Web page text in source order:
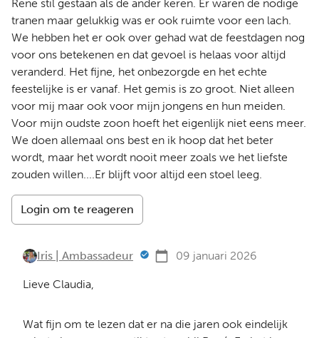
René stil gestaan als de ander keren. Er waren de nodige
tranen maar gelukkig was er ook ruimte voor een lach.
We hebben het er ook over gehad wat de feestdagen nog
voor ons betekenen en dat gevoel is helaas voor altijd
veranderd. Het fijne, het onbezorgde en het echte
feestelijke is er vanaf. Het gemis is zo groot. Niet alleen
voor mij maar ook voor mijn jongens en hun meiden.
Voor mijn oudste zoon hoeft het eigenlijk niet eens meer.
We doen allemaal ons best en ik hoop dat het beter
wordt, maar het wordt nooit meer zoals we het liefste
zouden willen....Er blijft voor altijd een stoel leeg.
Login om te reageren
Iris | Ambassadeur 09 januari 2026
Lieve Claudia,
Wat fijn om te lezen dat er na die jaren ook eindelijk